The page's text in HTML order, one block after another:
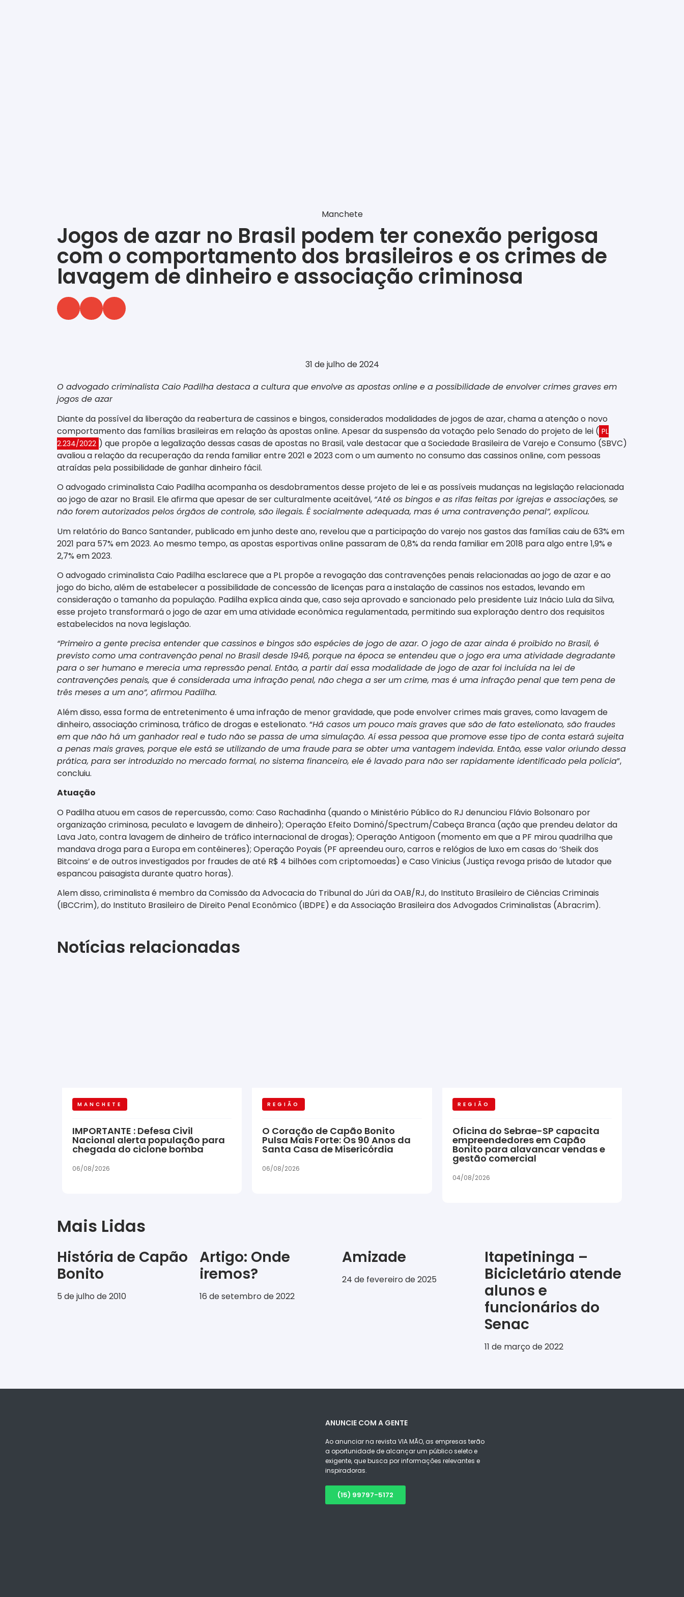
Manchete
Jogos de azar no Brasil podem ter conexão perigosa
com o comportamento dos brasileiros e os crimes de
lavagem de dinheiro e associação criminosa
31 de julho de 2024
O advogado criminalista Caio Padilha destaca a cultura que envolve as apostas online e a possibilidade de envolver crimes graves em
jogos de azar
Diante da possível da liberação da reabertura de cassinos e bingos, considerados modalidades de jogos de azar, chama a atenção o novo
comportamento das famílias brasileiras em relação às apostas online. Apesar da suspensão da votação pelo Senado do projeto de lei ( PL
2.234/2022 ) que propõe a legalização dessas casas de apostas no Brasil, vale destacar que a Sociedade Brasileira de Varejo e Consumo (SBVC)
avaliou a relação da recuperação da renda familiar entre 2021 e 2023 com o um aumento no consumo das cassinos online, com pessoas
atraídas pela possibilidade de ganhar dinheiro fácil.
O advogado criminalista Caio Padilha acompanha os desdobramentos desse projeto de lei e as possíveis mudanças na legislação relacionada
ao jogo de azar no Brasil. Ele afirma que apesar de ser culturalmente aceitável, “Até os bingos e as rifas feitas por igrejas e associações, se
não forem autorizados pelos órgãos de controle, são ilegais. É socialmente adequada, mas é uma contravenção penal”, explicou.
Um relatório do Banco Santander, publicado em junho deste ano, revelou que a participação do varejo nos gastos das famílias caiu de 63% em
2021 para 57% em 2023. Ao mesmo tempo, as apostas esportivas online passaram de 0,8% da renda familiar em 2018 para algo entre 1,9% e
2,7% em 2023.
O advogado criminalista Caio Padilha esclarece que a PL propõe a revogação das contravenções penais relacionadas ao jogo de azar e ao
jogo do bicho, além de estabelecer a possibilidade de concessão de licenças para a instalação de cassinos nos estados, levando em
consideração o tamanho da população. Padilha explica ainda que, caso seja aprovado e sancionado pelo presidente Luiz Inácio Lula da Silva,
esse projeto transformará o jogo de azar em uma atividade econômica regulamentada, permitindo sua exploração dentro dos requisitos
estabelecidos na nova legislação.
“Primeiro a gente precisa entender que cassinos e bingos são espécies de jogo de azar. O jogo de azar ainda é proibido no Brasil, é
previsto como uma contravenção penal no Brasil desde 1946, porque na época se entendeu que o jogo era uma atividade degradante
para o ser humano e merecia uma repressão penal. Então, a partir daí essa modalidade de jogo de azar foi incluída na lei de
contravenções penais, que é considerada uma infração penal, não chega a ser um crime, mas é uma infração penal que tem pena de
três meses a um ano”, afirmou Padilha.
Além disso, essa forma de entretenimento é uma infração de menor gravidade, que pode envolver crimes mais graves, como lavagem de
dinheiro, associação criminosa, tráfico de drogas e estelionato. “Há casos um pouco mais graves que são de fato estelionato, são fraudes
em que não há um ganhador real e tudo não se passa de uma simulação. Aí essa pessoa que promove esse tipo de conta estará sujeita
a penas mais graves, porque ele está se utilizando de uma fraude para se obter uma vantagem indevida. Então, esse valor oriundo dessa
prática, para ser introduzido no mercado formal, no sistema financeiro, ele é lavado para não ser rapidamente identificado pela polícia”,
concluiu.
Atuação
O Padilha atuou em casos de repercussão, como: Caso Rachadinha (quando o Ministério Público do RJ denunciou Flávio Bolsonaro por
organização criminosa, peculato e lavagem de dinheiro); Operação Efeito Dominó/Spectrum/Cabeça Branca (ação que prendeu delator da
Lava Jato, contra lavagem de dinheiro de tráfico internacional de drogas); Operação Antigoon (momento em que a PF mirou quadrilha que
mandava droga para a Europa em contêineres); Operação Poyais (PF apreendeu ouro, carros e relógios de luxo em casas do ‘Sheik dos
Bitcoins’ e de outros investigados por fraudes de até R$ 4 bilhões com criptomoedas) e Caso Vinicius (Justiça revoga prisão de lutador que
espancou paisagista durante quatro horas).
Alem disso, criminalista é membro da Comissão da Advocacia do Tribunal do Júri da OAB/RJ, do Instituto Brasileiro de Ciências Criminais
(IBCCrim), do Instituto Brasileiro de Direito Penal Econômico (IBDPE) e da Associação Brasileira dos Advogados Criminalistas (Abracrim).
Notícias relacionadas
MANCHETE
IMPORTANTE : Defesa Civil
Nacional alerta população para
chegada do ciclone bomba
06/08/2026
REGIÃO
O Coração de Capão Bonito
Pulsa Mais Forte: Os 90 Anos da
Santa Casa de Misericórdia
06/08/2026
REGIÃO
Oficina do Sebrae-SP capacita
empreendedores em Capão
Bonito para alavancar vendas e
gestão comercial
04/08/2026
Mais Lidas
História de Capão
Bonito
5 de julho de 2010
Artigo: Onde
iremos?
16 de setembro de 2022
Amizade
24 de fevereiro de 2025
Itapetininga –
Bicicletário atende
alunos e
funcionários do
Senac
11 de março de 2022
ANUNCIE COM A GENTE
Ao anunciar na revista VIA MÃO, as empresas terão
a oportunidade de alcançar um público seleto e
exigente, que busca por informações relevantes e
inspiradoras.
(15) 99797-5172